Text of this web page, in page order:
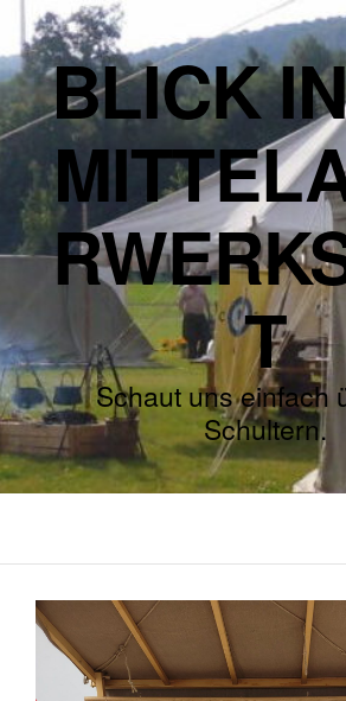
BLICK
T
Schaut uns einfach
Schultern.